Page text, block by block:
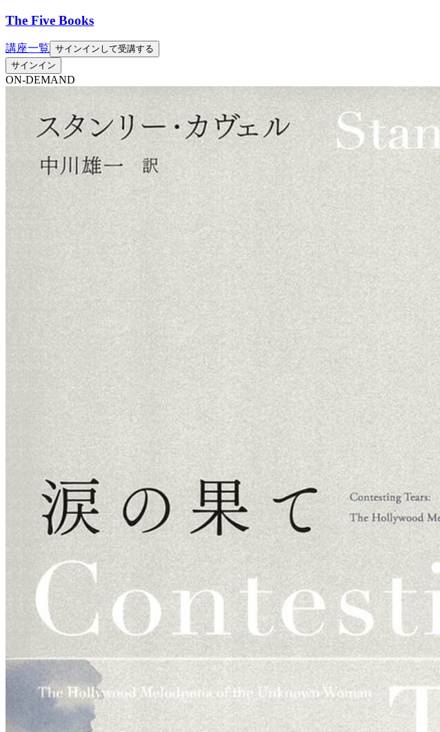
The Five Books
講座一覧 サインインして受講する
サインイン
ON-DEMAND